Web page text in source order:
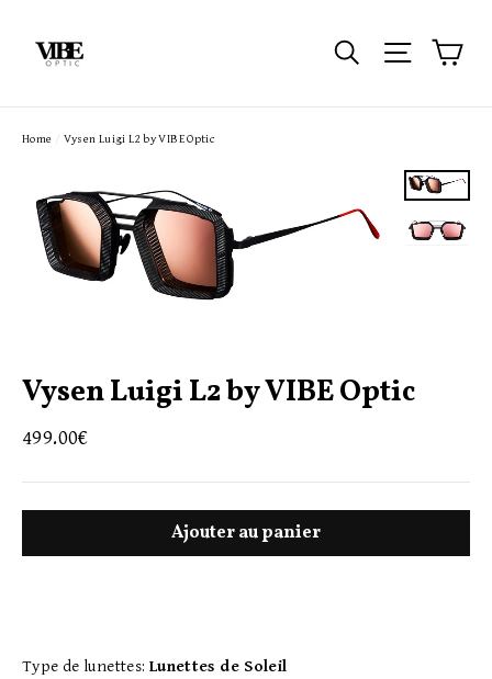
contenu
Rechercher
Home / Vysen Luigi L2 by VIBE Optic
Vysen Luigi L2 by VIBE Optic
Prix
499.00€
Ajouter au panier
Type de lunettes: Lunettes de Soleil